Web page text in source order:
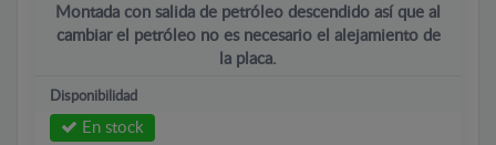
Montada con salida de petróleo descendido así que al
cambiar el petróleo no es necesario el alejamiento de
la placa.
Disponibilidad
En stock